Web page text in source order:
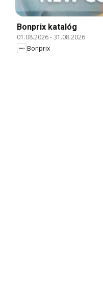
Bonprix katalóg
01.08.2026-31.08.2026
Bonprix